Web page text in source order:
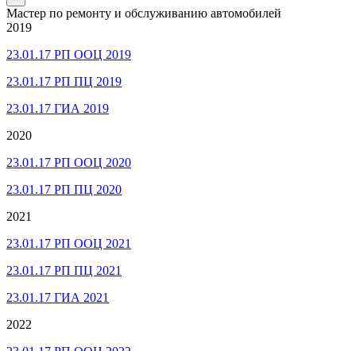
Мастер по ремонту и обслуживанию автомобилей
2019
23.01.17 РП ООЦ 2019
23.01.17 РП ПЦ 2019
23.01.17 ГИА 2019
2020
23.01.17 РП ООЦ 2020
23.01.17 РП ПЦ 2020
2021
23.01.17 РП ООЦ 2021
23.01.17 РП ПЦ 2021
23.01.17 ГИА 2021
2022